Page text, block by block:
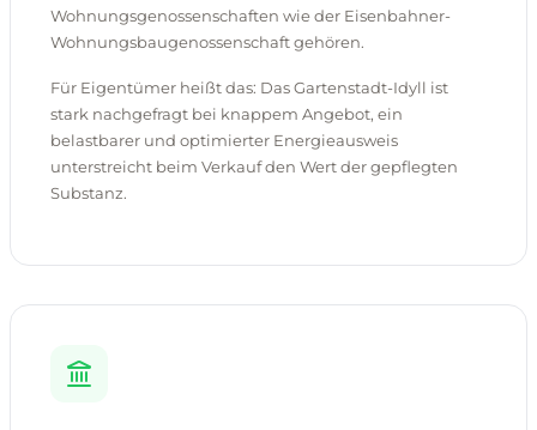
Wohnungsgenossenschaften wie der Eisenbahner-
Wohnungsbaugenossenschaft gehören.
Für Eigentümer heißt das: Das Gartenstadt-Idyll ist
stark nachgefragt bei knappem Angebot, ein
belastbarer und optimierter Energieausweis
unterstreicht beim Verkauf den Wert der gepflegten
Substanz.